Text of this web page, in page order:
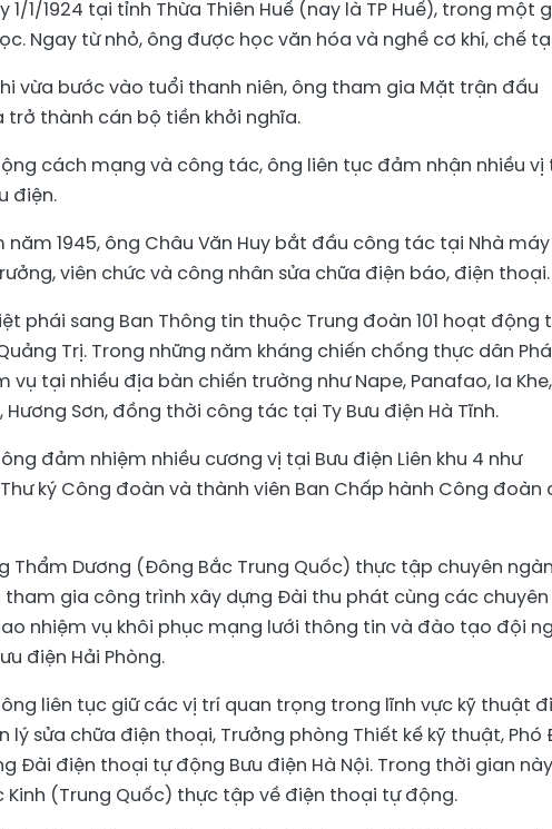
1/1/1924 tại tỉnh Thừa Thiên Huế (nay là TP Huế), trong một
Ngay từ nhỏ, ông được học văn hóa và nghề cơ khí, chế
vừa bước vào tuổi thanh niên, ông tham gia Mặt trận đấu
thành cán bộ tiền khởi nghĩa.
cách mạng và công tác, ông liên tục đảm nhận nhiều vị
điện.
năm 1945, ông Châu Văn Huy bắt đầu công tác tại Nhà máy
viên chức và công nhân sửa chữa điện báo, điện thoại.
phái sang Ban Thông tin thuộc Trung đoàn 101 hoạt động
Trị. Trong những năm kháng chiến chống thực dân
tại nhiều địa bàn chiến trường như Nape, Panafao, Ia Khe,
Hương Sơn, đồng thời công tác tại Ty Bưu điện Hà Tĩnh.
ông đảm nhiệm nhiều cương vị tại Bưu điện Liên khu 4 như
ký Công đoàn và thành viên Ban Chấp hành Công đoàn
Thẩm Dương (Đông Bắc Trung Quốc) thực tập chuyên
tham gia công trình xây dựng Đài thu phát cùng các
nhiệm vụ khôi phục mạng lưới thông tin và đào tạo đội
điện Hải Phòng.
ông liên tục giữ các vị trí quan trọng trong lĩnh vực kỹ thuật
lý sửa chữa điện thoại, Trưởng phòng Thiết kế kỹ thuật, Phó
Đài điện thoại tự động Bưu điện Hà Nội. Trong thời gian
Kinh (Trung Quốc) thực tập về điện thoại tự động.